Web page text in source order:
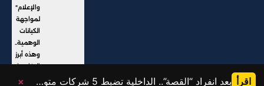
والإعلام"
لمواجهة
الكيانات
الوهمية..
وهذه أبرز
التفاصيل
اقرأ بعد انفراد “القصة”.. الداخلية تضبط 5 شركات متورطة في النصب على المواطنين وإيهامهم بفرص عمل خارج البلاد ×